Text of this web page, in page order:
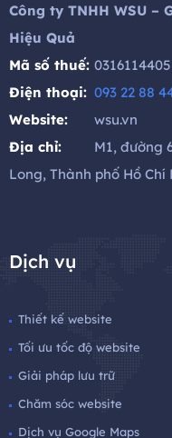
Công ty TNHH WSU –
Hiệu Quả
Mã số thuế: 0316114405
Điện thoại: 093 22 88
Website:
wsu.vn
Địa chỉ:
M1, đường
Long, Thành phố Hồ Chí
Dịch vụ
Thiết kế website
Tối ưu tốc độ website
Giải pháp lưu trữ
Chăm sóc website
Dịch vụ Google Maps